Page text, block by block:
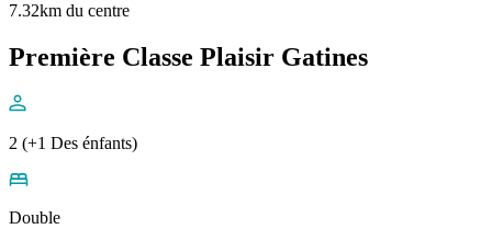
7.32km du centre
Première Classe Plaisir Gatines
2 (+1 Des énfants)
Double